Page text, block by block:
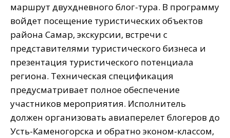
маршрут двухдневного блог-тура. В программу
войдет посещение туристических объектов
района Самар, экскурсии, встречи с
представителями туристического бизнеса и
презентация туристического потенциала
региона. Техническая спецификация
предусматривает полное обеспечение
участников мероприятия. Исполнитель
должен организовать авиаперелет блогеров до
Усть-Каменогорска и обратно эконом-классом,